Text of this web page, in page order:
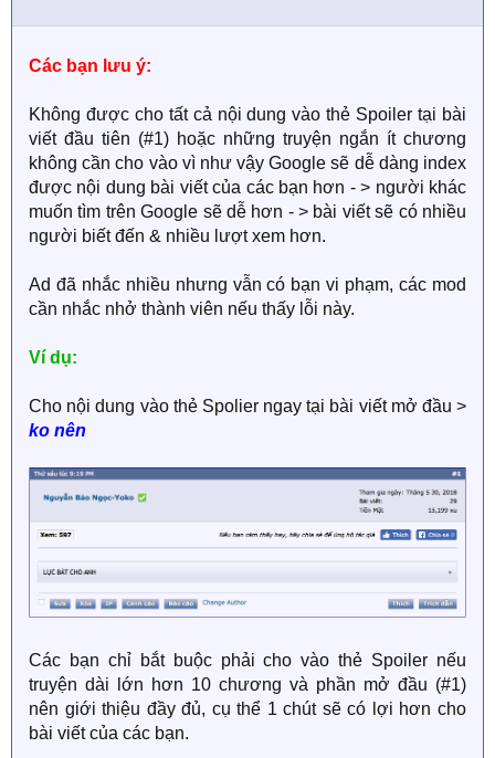
n
:Các bạn lưu ý:
Không được cho tất cả nội dung vào thẻ Spoiler tại bài
viết đầu tiên (#1) hoặc những truyện ngắn ít chương
không cần cho vào vì như vậy Google sẽ dễ dàng index
được nội dung bài viết của các bạn hơn - > người khác
muốn tìm trên Google sẽ dễ hơn - > bài viết sẽ có nhiều
người biết đến & nhiều lượt xem hơn.
Ad đã nhắc nhiều nhưng vẫn có bạn vi phạm, các mod
cần nhắc nhở thành viên nếu thấy lỗi này.
Ví dụ:
Cho nội dung vào thẻ Spolier ngay tại bài viết mở đầu >
ko nên
Các bạn chỉ bắt buộc phải cho vào thẻ Spoiler nếu
truyện dài lớn hơn 10 chương và phần mở đầu (#1)
nên giới thiệu đầy đủ, cụ thể 1 chút sẽ có lợi hơn cho
bài viết của các bạn.